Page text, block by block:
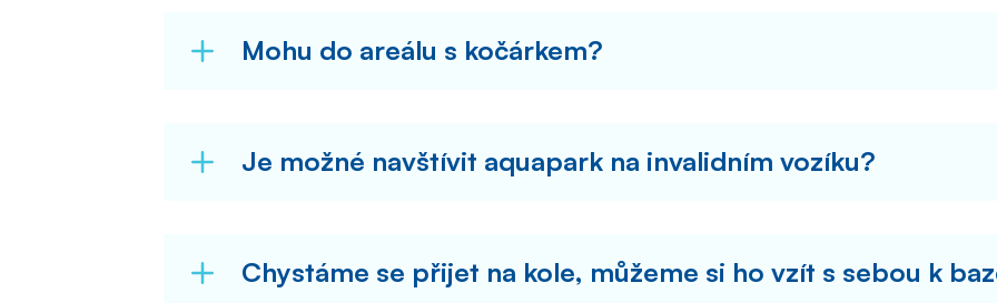
Mohu do areálu s kočárkem?
Je možné navštívit aquapark na invalidním vozíku?
Chystáme se přijet na kole, můžeme si ho vzít s sebou k